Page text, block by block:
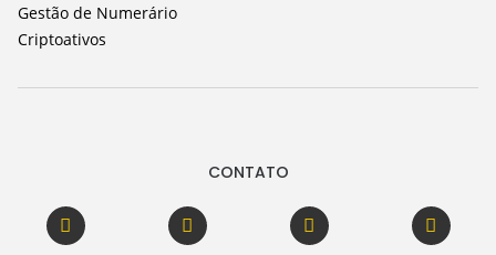
Gestão de Numerário
Criptoativos
CONTATO